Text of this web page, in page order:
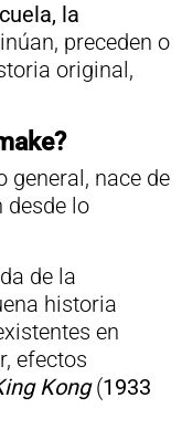
la
preceden o
original,
general, nace de
desde lo
de la
historia
en
efectos
Kong (1933